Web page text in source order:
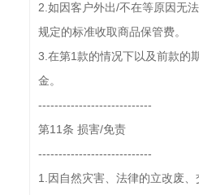
2.如因客户外出/不在等原因无
规定的标准收取商品保管费。
3.在第1款的情况下以及前款的
金。
----------------------------
第11条 损害/免责
----------------------------
1.因自然灾害、法律的立改废